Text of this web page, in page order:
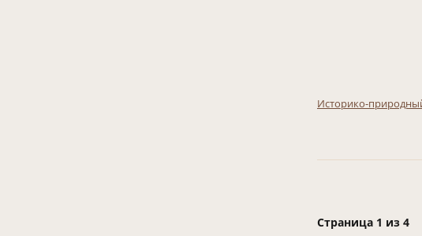
Историко-
Страница 1 из 4